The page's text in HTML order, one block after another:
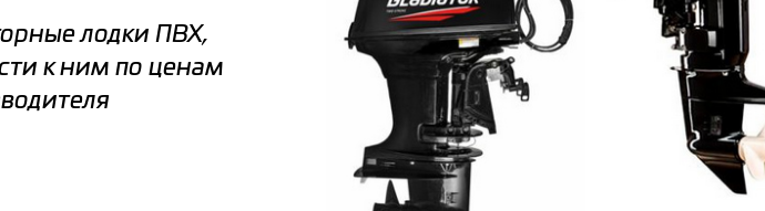
лодки ПВХ,
к ним по ценам